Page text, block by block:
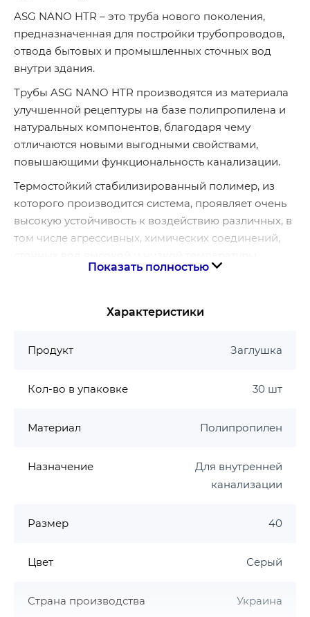
ASG NANO HTR – это труба нового поколения,
предназначенная для постройки трубопроводов,
отвода бытовых и промышленных сточных вод
внутри здания.
Трубы ASG NANO HTR производятся из материала
улучшенной рецептуры на базе полипропилена и
натуральных компонентов, благодаря чему
отличаются новыми выгодными свойствами,
повышающими функциональность канализации.
Термостойкий стабилизированный полимер, из
которого производится система, проявляет очень
высокую устойчивость к воздействию различных, в
том числе агрессивных, химических соединений,
Материал: PP-H
Показать полностью
Характеристики
Продукт Заглушка
Кол-во в упаковке 30 шт
Материал Полипропилен
Назначение
Для внутренней
канализации
Размер 40
Цвет Серый
Страна производства Украина